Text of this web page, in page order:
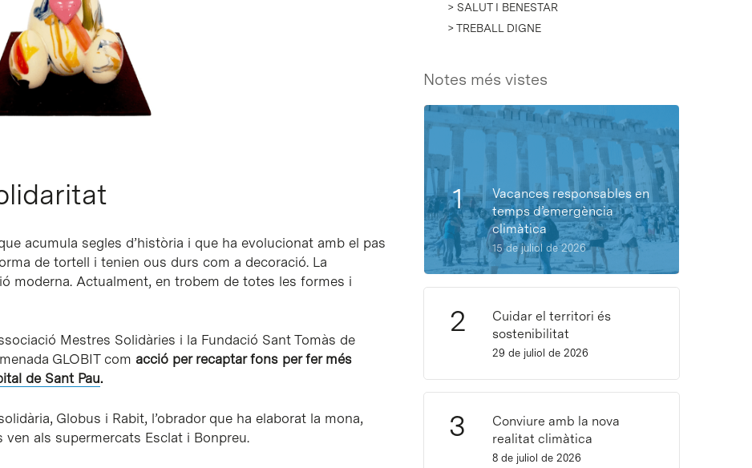
acumula segles d’història i que ha evolucionat amb el pas
de tortell i tenien ous durs com a decoració. La
moderna. Actualment, en trobem de totes les formes i
Mestres Solidàries i la Fundació Sant Tomàs de
GLOBIT com acció per recaptar fons per fer més
de Sant Pau.
Globus i Rabit, l’obrador que ha elaborat la mona,
als supermercats Esclat i Bonpreu.
> SALUT I BENESTAR
> TREBALL DIGNE
Notes més vistes
Vacances responsables en
temps d’emergència
climàtica
15 de juliol de 2026
Cuidar el territori és
sostenibilitat
29 de juliol de 2026
Conviure amb la nova
realitat climàtica
8 de juliol de 2026